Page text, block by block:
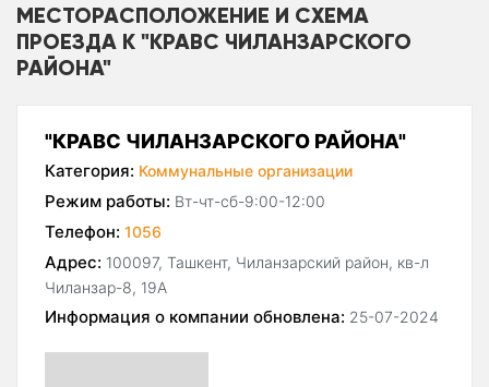
МЕСТОРАСПОЛОЖЕНИЕ И СХЕМА
ПРОЕЗДА К "КРАВС ЧИЛАНЗАРСКОГО
РАЙОНА"
"КРАВС ЧИЛАНЗАРСКОГО РАЙОНА"
Категория: Коммунальные организации
Режим работы: Вт-чт-сб-9:00-12:00
Телефон: 1056
Адрес: 100097, Ташкент, Чиланзарский район, кв-л
Чиланзар-8, 19А
Информация о компании обновлена: 25-07-2024